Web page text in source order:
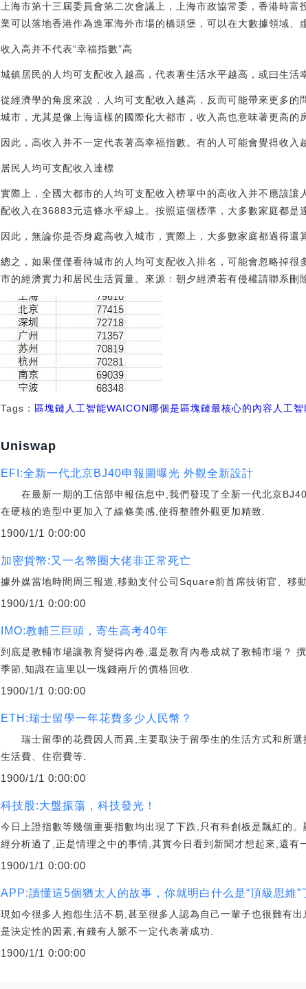
上海市第十三屆委員會第二次會議上，上海市政協常委，香港時
業可以落地香港作為進軍海外市場的橋頭堡，可以在大數據領域
收入高并不代表“幸福指數”高
城鎮居民的人均可支配收入越高，代表著生活水平越高，或曰生活
從經濟學的角度來說，人均可支配收入越高，反而可能帶來更多
城市，尤其是像上海這樣的國際化大都市，收入高也意味著更高的
因此，高收入并不一定代表著高幸福指數。有的人可能會覺得收入
居民人均可支配收入達標
實際上，全國大都市的人均可支配收入榜單中的高收入并不應該
配收入在36883元這條水平線上。按照這個標準，大多數家庭都是
因此，無論你是否身處高收入城市，實際上，大多數家庭都過得還
總之，如果僅僅看待城市的人均可支配收入排名，可能會忽略掉
市的經濟實力和居民生活質量。來源：朝夕經濟若有侵權請聯系刪
Tags： 區塊鏈 人工智能WAICON哪個是區塊鏈最核心的內容 人工
Uniswap
EFI:全新一代北京BJ40申報圖曝光 外觀全新設計
在最新一期的工信部申報信息中,我們發現了全新一代北京
在硬核的造型中更加入了線條美感,使得整體外觀更加精致.
1900/1/1 0:00:00
加密貨幣:又一名幣圈大佬非正常死亡
據外媒當地時間周三報道,移動支付公司Square前首席技術官、移
1900/1/1 0:00:00
IMO:教輔三巨頭，寄生高考40年
到底是教輔市場讓教育變得內卷,還是教育內卷成就了教輔市場？
季節,知識在這里以一塊錢兩斤的價格回收.
1900/1/1 0:00:00
ETH:瑞士留學一年花費多少人民幣？
瑞士留學的花費因人而異,主要取決于留學生的生活方式和所選
生活費、住宿費等.
1900/1/1 0:00:00
科技股:大盤振蕩，科技發光！
今日上證指數等幾個重要指數均出現了下跌,只有科創板是飄紅的
經分析過了,正是情理之中的事情,其實今日看到新聞才想起來,還有
1900/1/1 0:00:00
APP:讀懂這5個猶太人的故事，你就明白什么是“頂級思維”
現如今很多人抱怨生活不易,甚至很多人認為自己一輩子也很難有
是決定性的因素,有錢有人脈不一定代表著成功.
1900/1/1 0:00:00